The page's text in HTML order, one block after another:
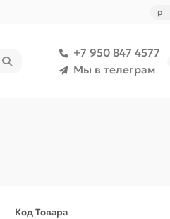
р
+7 950 847 4577
Мы в телеграм
Код Товара